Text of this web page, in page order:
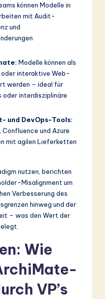
können Modelle in
mit Audit-
und
Modelle können als
interaktive Web-
werden – ideal für
interdisziplinäre
und DevOps-Tools:
und Azure
mit agilen Lieferketten
nutzen, berichten
Misalignment um
Verbesserung des
hinweg und der
– was den Wert der
Wie
VP’s